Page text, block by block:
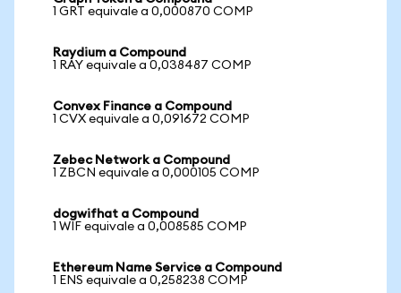
1 GRT equivale a 0,000870 COMP
Raydium a Compound
1 RAY equivale a 0,038487 COMP
Convex Finance a Compound
1 CVX equivale a 0,091672 COMP
Zebec Network a Compound
1 ZBCN equivale a 0,000105 COMP
dogwifhat a Compound
1 WIF equivale a 0,008585 COMP
Ethereum Name Service a Compound
1 ENS equivale a 0,258238 COMP